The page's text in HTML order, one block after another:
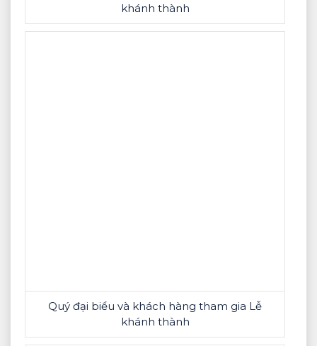
khánh thành
Quý đại biểu và khách hàng tham gia Lễ
khánh thành